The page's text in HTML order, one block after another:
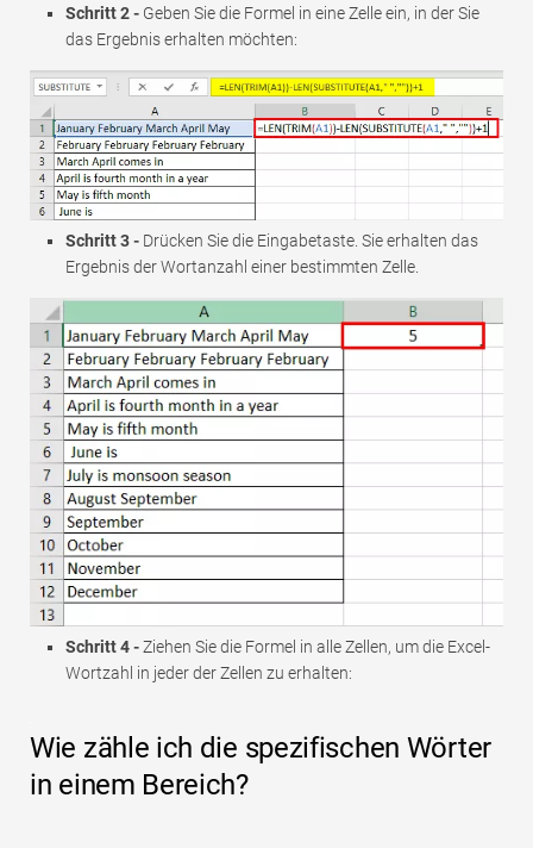
Schritt 2 - Geben Sie die Formel in eine Zelle ein, in der Sie
das Ergebnis erhalten möchten:
Schritt 3 - Drücken Sie die Eingabetaste. Sie erhalten das
Ergebnis der Wortanzahl einer bestimmten Zelle.
Schritt 4 -Ziehen Sie die Formel in alle Zellen, um die Excel-
Wortzahl in jeder der Zellen zu erhalten:
Wie zähle ich die spezifischen Wörter
in einem Bereich?